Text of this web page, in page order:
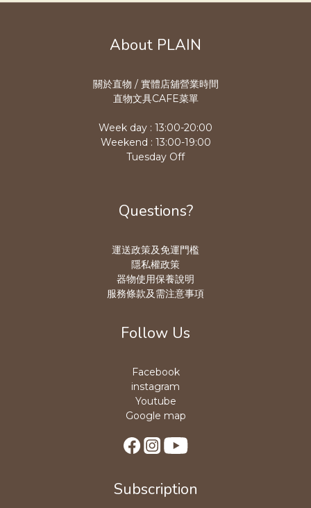
About PLAIN
關於直物 / 實體店舖營業時間
直物文具CAFE菜單
Week day : 13:00-20:00
Weekend : 13:00-19:00
Tuesday Off
Questions?
運送政策及免運門檻
隱私權政策
器物使用保養說明
服務條款及需注意事項
Follow Us
Facebook
instagram
Youtube
Google map
Subscription